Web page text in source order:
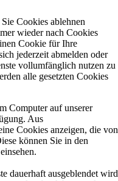
Cookies ablehnen
wieder nach Cookies
Cookie für Ihre
jederzeit abmelden oder
vollumfänglich nutzen zu
alle gesetzten Cookies
Computer auf unserer
Aus
Cookies anzeigen, die von
können Sie in den
dauerhaft ausgeblendet wird